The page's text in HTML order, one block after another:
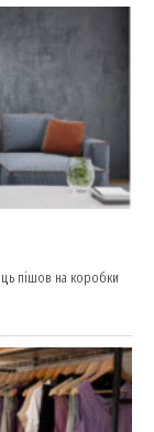
пішов на коробки